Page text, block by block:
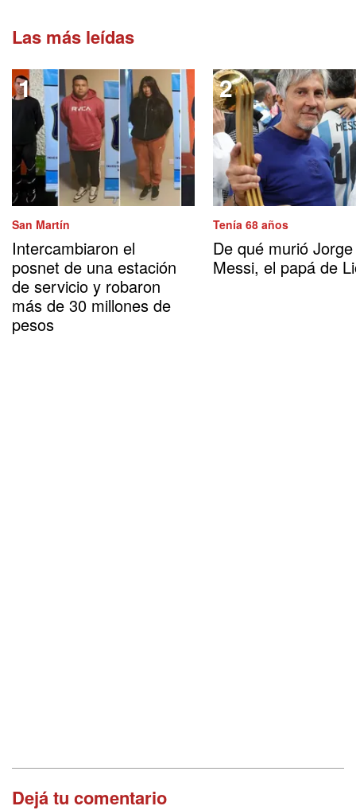
Las más leídas
San Martín
Intercambiaron el
posnet de una estación
de servicio y robaron
más de 30 millones de
pesos
Tenía 68 años
De qué murió Jorge
Messi, el papá de
Dejá tu comentario